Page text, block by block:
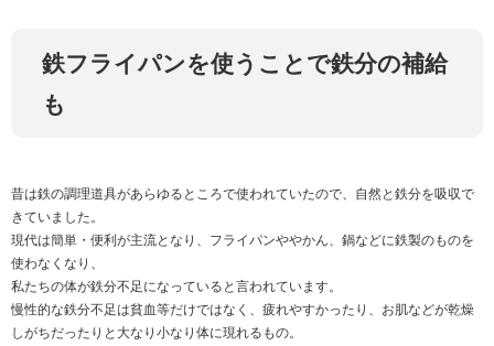
鉄フライパンを使うことで鉄分の補給
も
昔は鉄の調理道具があらゆるところで使われていたので、自然と鉄分を吸収で
きていました。
現代は簡単・便利が主流となり、フライパンややかん、鍋などに鉄製のものを
使わなくなり、
私たちの体が鉄分不足になっていると言われています。
慢性的な鉄分不足は貧血等だけではなく、疲れやすかったり、お肌などが乾燥
しがちだったりと大なり小なり体に現れるもの。